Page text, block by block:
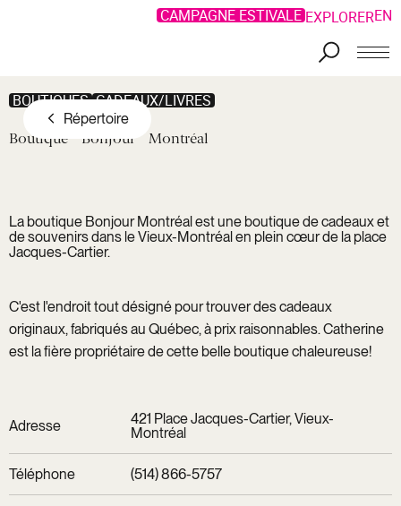
Aller au contenu principal
CAMPAGNE ESTIVALE EXPLOREREN
Répertoire
Offres Privilèges
BOUTIQUES CADEAUX/LIVRES
Boutique Bonjour Montréal
La boutique Bonjour Montréal est une boutique de cadeaux et
de souvenirs dans le Vieux-Montréal en plein cœur de la place
Jacques-Cartier.
C'est l'endroit tout désigné pour trouver des cadeaux
originaux, fabriqués au Québec, à prix raisonnables. Catherine
est la fière propriétaire de cette belle boutique chaleureuse!
Adresse
421 Place Jacques-Cartier, Vieux-
Montréal
Téléphone (514) 866-5757